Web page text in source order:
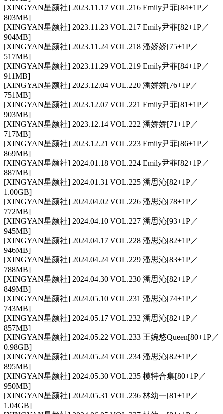
[XINGYAN星颜社] 2023.11.17 VOL.216 Emily尹菲[84+1P／
803MB]
[XINGYAN星颜社] 2023.11.23 VOL.217 Emily尹菲[82+1P／
904MB]
[XINGYAN星颜社] 2023.11.24 VOL.218 潘娇娇[75+1P／
517MB]
[XINGYAN星颜社] 2023.11.29 VOL.219 Emily尹菲[84+1P／
911MB]
[XINGYAN星颜社] 2023.12.04 VOL.220 潘娇娇[76+1P／
751MB]
[XINGYAN星颜社] 2023.12.07 VOL.221 Emily尹菲[81+1P／
903MB]
[XINGYAN星颜社] 2023.12.14 VOL.222 潘娇娇[71+1P／
717MB]
[XINGYAN星颜社] 2023.12.21 VOL.223 Emily尹菲[86+1P／
869MB]
[XINGYAN星颜社] 2024.01.18 VOL.224 Emily尹菲[82+1P／
887MB]
[XINGYAN星颜社] 2024.01.31 VOL.225 潘思沁[82+1P／
1.00GB]
[XINGYAN星颜社] 2024.04.02 VOL.226 潘思沁[78+1P／
772MB]
[XINGYAN星颜社] 2024.04.10 VOL.227 潘思沁[93+1P／
945MB]
[XINGYAN星颜社] 2024.04.17 VOL.228 潘思沁[82+1P／
946MB]
[XINGYAN星颜社] 2024.04.24 VOL.229 潘思沁[83+1P／
788MB]
[XINGYAN星颜社] 2024.04.30 VOL.230 潘思沁[82+1P／
849MB]
[XINGYAN星颜社] 2024.05.10 VOL.231 潘思沁[74+1P／
743MB]
[XINGYAN星颜社] 2024.05.17 VOL.232 潘思沁[82+1P／
857MB]
[XINGYAN星颜社] 2024.05.22 VOL.233 王婉悠Queen[80+1P／
0.98GB]
[XINGYAN星颜社] 2024.05.24 VOL.234 潘思沁[82+1P／
895MB]
[XINGYAN星颜社] 2024.05.30 VOL.235 模特合集[80+1P／
950MB]
[XINGYAN星颜社] 2024.05.31 VOL.236 林幼一[81+1P／
1.04GB]